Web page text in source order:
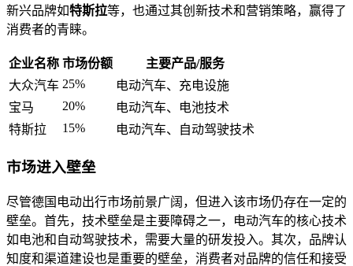
新兴品牌如特斯拉等，也通过其创新技术和营销策略，赢得了
消费者的青睐。
企业名称 市场份额
主要产品/服务
大众汽车 25%
电动汽车、充电设施
宝马
20%
电动汽车、电池技术
特斯拉
15% 电动汽车、自动驾驶技术
市场进入壁垒
尽管德国电动出行市场前景广阔，但进入该市场仍存在一定的
壁垒。首先，技术壁垒是主要障碍之一，电动汽车的核心技术
如电池和自动驾驶技术，需要大量的研发投入。其次，品牌认
知度和渠道建设也是重要的壁垒，消费者对品牌的信任和接受